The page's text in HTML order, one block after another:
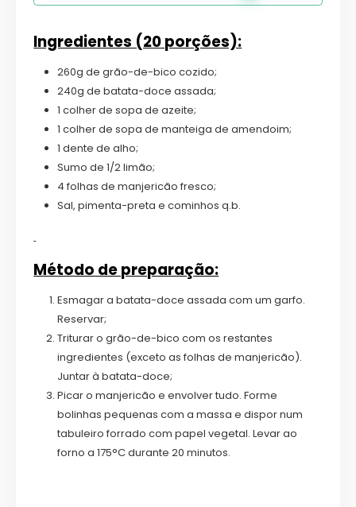
Ingredientes (20 porções):
260g de grão-de-bico cozido;
240g de batata-doce assada;
1 colher de sopa de azeite;
1 colher de sopa de manteiga de amendoim;
1 dente de alho;
Sumo de 1/2 limão;
4 folhas de manjericão fresco;
Sal, pimenta-preta e cominhos q.b.
Método de preparação:
Esmagar a batata-doce assada com um garfo.
Reservar;
Triturar o grão-de-bico com os restantes
ingredientes (exceto as folhas de manjericão).
Juntar à batata-doce;
Picar o manjericão e envolver tudo. Forme
bolinhas pequenas com a massa e dispor num
tabuleiro forrado com papel vegetal. Levar ao
forno a 175°C durante 20 minutos.